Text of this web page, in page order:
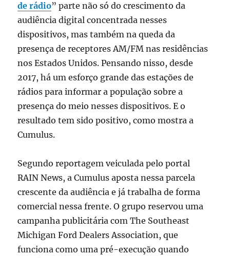
de rádio” parte não só do crescimento da
audiência digital concentrada nesses
dispositivos, mas também na queda da
presença de receptores AM/FM nas residências
nos Estados Unidos. Pensando nisso, desde
2017, há um esforço grande das estações de
rádios para informar a população sobre a
presença do meio nesses dispositivos. E o
resultado tem sido positivo, como mostra a
Cumulus.
Segundo reportagem veiculada pelo portal
RAIN News, a Cumulus aposta nessa parcela
crescente da audiência e já trabalha de forma
comercial nessa frente. O grupo reservou uma
campanha publicitária com The Southeast
Michigan Ford Dealers Association, que
funciona como uma pré-execução quando